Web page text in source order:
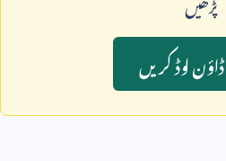
لوڈ کريں